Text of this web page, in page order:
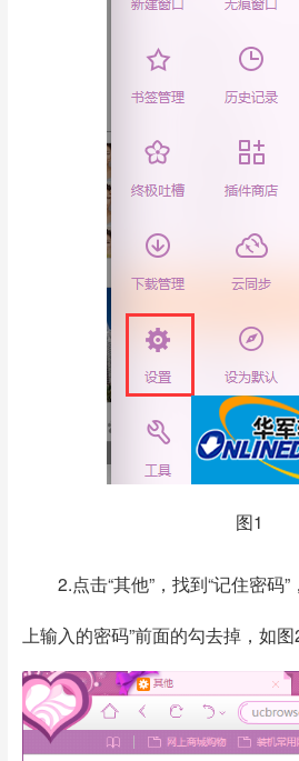
图1
2.点击“其他”，找到“记住密码”
上输入的密码”前面的勾去掉，如